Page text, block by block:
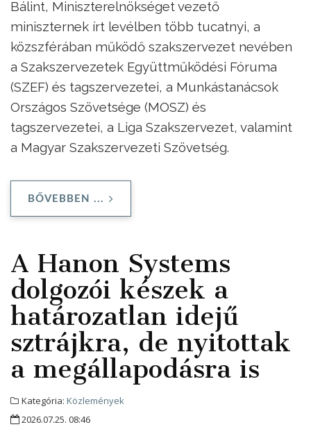
Bálint, Miniszterelnökséget vezető
miniszternek írt levélben több tucatnyi, a
közszférában működő szakszervezet nevében
a Szakszervezetek Együttműködési Fóruma
(SZEF) és tagszervezetei, a Munkástanácsok
Országos Szövetsége (MOSZ) és
tagszervezetei, a Liga Szakszervezet, valamint
a Magyar Szakszervezeti Szövetség.
BŐVEBBEN ...
A Hanon Systems
dolgozói készek a
határozatlan idejű
sztrájkra, de nyitottak
a megállapodásra is
Kategória: Közlemények
2026.07.25. 08:46